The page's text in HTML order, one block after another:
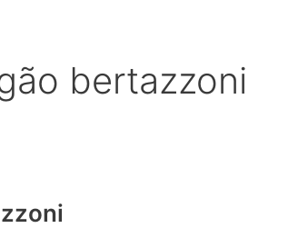
bertazzoni